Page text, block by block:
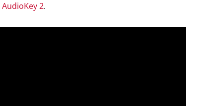
AudioKey 2.